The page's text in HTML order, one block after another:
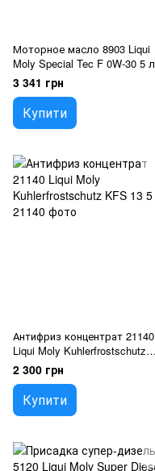
Моторное масло 8903 Liqui
Moly Special Tec F 0W-30 5 л
3 341 грн
Купити
Антифриз концентрат 21140
Liqui Moly Kuhlerfrostschutz
KFS 13 5 л
2 300 грн
Купити